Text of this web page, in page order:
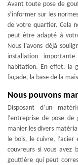
Avant toute pose de
s’informer sur les
de votre quartier. Cela
peut être adapté à
Nous l’avons déjà
installation
habitation. En effet, la
façade, la base de la
Nous pouvons
Disposant d’un
l’entreprise de pose
manier les divers
le bois, le cuivre, l’acier
couvreurs si vous avez
gouttière qui peut